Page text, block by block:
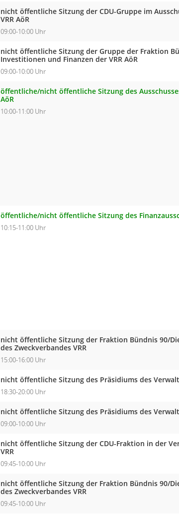
nicht öffentliche Sitzung der CDU-Gruppe im
VRR AöR
09:00-10:00 Uhr
nicht öffentliche Sitzung der Gruppe der Fraktion
Investitionen und Finanzen der VRR AöR
09:00-10:00 Uhr
öffentliche/nicht öffentliche Sitzung des
AöR
10:00-11:00 Uhr
öffentliche/nicht öffentliche Sitzung des
10:15-11:00 Uhr
nicht öffentliche Sitzung der Fraktion Bündnis 90/
des Zweckverbandes VRR
15:00-16:00 Uhr
nicht öffentliche Sitzung des Präsidiums des
18:30-20:00 Uhr
nicht öffentliche Sitzung des Präsidiums des
09:00-10:00 Uhr
nicht öffentliche Sitzung der CDU-Fraktion in der
VRR
09:45-10:00 Uhr
nicht öffentliche Sitzung der Fraktion Bündnis 90/
des Zweckverbandes VRR
09:45-10:00 Uhr